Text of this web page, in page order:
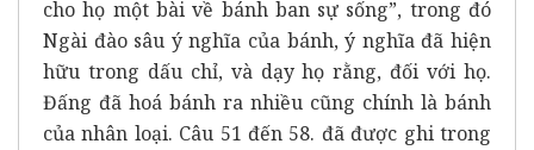
cho họ một bài về bánh ban sự sống”, trong đó
Ngài đào sâu ý nghĩa của bánh, ý nghĩa đã hiện
hữu trong dấu chỉ, và dạy họ rằng, đối với họ.
Đấng đã hoá bánh ra nhiều cũng chính là bánh
của nhân loại. Câu 51 đến 58. đã được ghi trong